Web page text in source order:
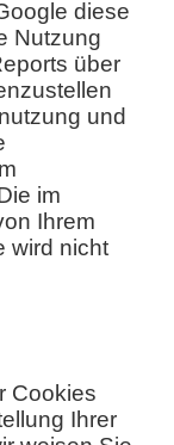
diese
Nutzung
über
und
im
Ihrem
wird nicht
Cookies
Ihrer